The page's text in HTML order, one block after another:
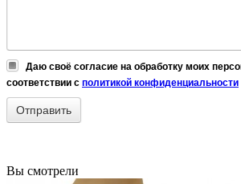
Даю своё согласие на обработку моих
соответствии с политикой конфиденциальности
Вы смотрели